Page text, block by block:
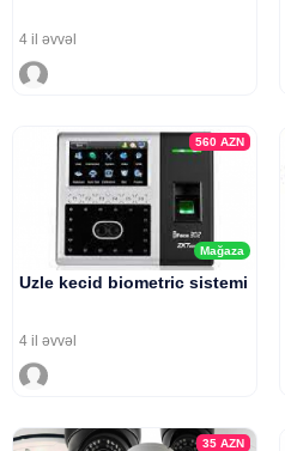
4 il əvvəl
Mağaza
560AZN
Uzle kecid biometric sistemi
4 il əvvəl
35AZN